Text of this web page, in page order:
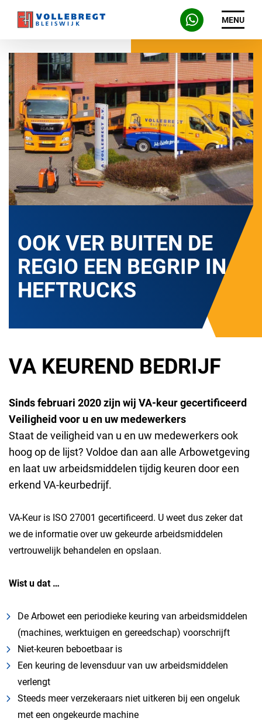
MENU
OOK VER BUITEN DE
REGIO EEN BEGRIP IN
HEFTRUCKS
VA KEUREND BEDRIJF
Sinds februari 2020 zijn wij VA-keur gecertificeerd
Veiligheid voor u en uw medewerkers
Staat de veiligheid van u en uw medewerkers ook
hoog op de lijst? Voldoe dan aan alle Arbowetgeving
en laat uw arbeidsmiddelen tijdig keuren door een
erkend VA-keurbedrijf.
VA-Keur is ISO 27001 gecertificeerd. U weet dus zeker dat
we de informatie over uw gekeurde arbeidsmiddelen
vertrouwelijk behandelen en opslaan.
Wist u dat …
De Arbowet een periodieke keuring van arbeidsmiddelen
(machines, werktuigen en gereedschap) voorschrijft
Niet-keuren beboetbaar is
Een keuring de levensduur van uw arbeidsmiddelen
verlengt
Steeds meer verzekeraars niet uitkeren bij een ongeluk
met een ongekeurde machine